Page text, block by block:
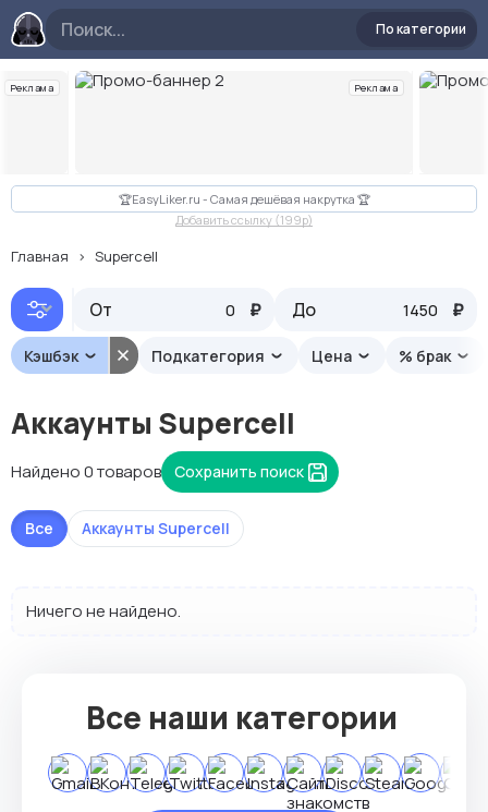
По категории
Реклама Реклама
Слайд 2 из 10
🏆EasyLiker.ru - Самая дешёвая накрутка 🏆
Добавить ссылку (199p)
Главная Supercell
% кэшбэка ⬇️
От ₽ До ₽
Подкатегория Цена % брак
Кэшбэк
Аккаунты Supercell
Найдено 0 товаров Сохранить поиск
Все Аккаунты Supercell
Ничего не найдено.
Все наши категории